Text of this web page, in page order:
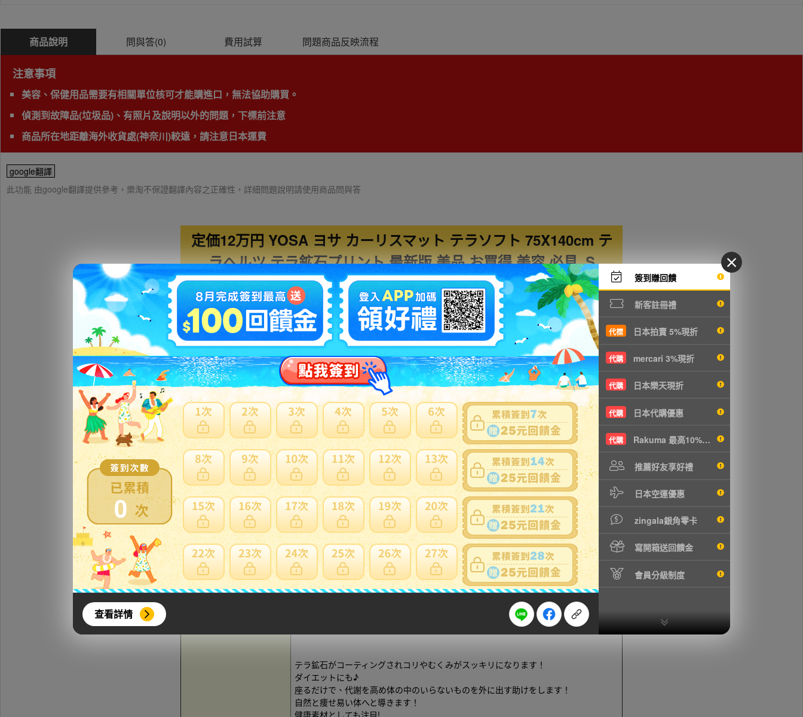
0
查看詳情
簽到賺回饋
新客註冊禮
代標 日本拍賣 5%現折
代購 mercari 3%現折
代購 日本樂天現折
代購 日本代購優惠
代購 Rakuma 最高10%現折
推薦好友享好禮
日本空運優惠
zingala銀角零卡
寫開箱送回饋金
會員分級制度
商品說明 問與答(0) 費用試算 問題商品反映流程
注意事項
美容、保健用品需要有相關單位核可才能購進口，無法協助購買。
偵測到故障品(垃圾品)、有照片及說明以外的問題，下標前注意
商品所在地距離海外收貨處(神奈川)較遠，請注意日本運費
google翻譯
此功能 由google翻譯提供參考，樂淘不保證翻譯內容之正確性，詳細問題說明請使用商品問與答
定価12万円 YOSA ヨサ カーリスマット テラソフト 75X140cm テ
ラヘルツ テラ鉱石プリント 最新版 美品 お買得 美容 必見_S
商品情報
商品名
カーリスマット テラソフト ブランド
YOSA ヨサ
型番
― 色
サイズ
75X140cm(カーリスマット
テラソフト)
重量 ―
画像参照 画像のものが全てです
状態 8/10
ご覧頂き有難うございます。
定価12万円 YOSA ヨサ カーリスマット テラソフト 75X140cm テラヘルツ テラ鉱石プ
リント 最新版 美品 お買得 美容 必見_S になります。画像のものが全てです。
商品は、全体的に美品につき、状態は良好でございます。
参考価格121,000円のお品でございます。
たいへんお買得なこの機会に、ぜひいかがでしょうか。
テラ鉱石がコーティングされコリやむくみがスッキリになります！
ダイエットにも♪
座るだけで、代謝を高め体の中のいらないものを外に出す助けをします！
自然と痩せ易い体へと導きます！